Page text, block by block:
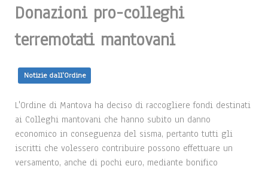
Donazioni pro-colleghi
terremotati mantovani
Notizie dall'Ordine
L'Ordine di Mantova ha deciso di raccogliere fondi destinati
ai Colleghi mantovani che hanno subito un danno
economico in conseguenza del sisma, pertanto tutti gli
iscritti che volessero contribuire possono effettuare un
versamento, anche di pochi euro, mediante bonifico